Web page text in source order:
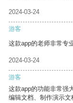
2024-03-24
游客
这款app的老师非常专
2024-03-24
游客
这款app的功能非常强
编辑文档、制作演示文